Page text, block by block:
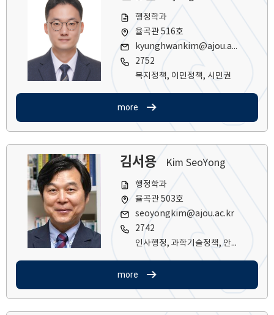
행정학과
율곡관 516호
kyunghwankim@ajou.ac.kr
2752
복지정책, 이민정책, 시민권
more
김서용 Kim SeoYong
행정학과
율곡관 503호
seoyongkim@ajou.ac.kr
2742
인사행정, 과학기술정책, 안전정책
more